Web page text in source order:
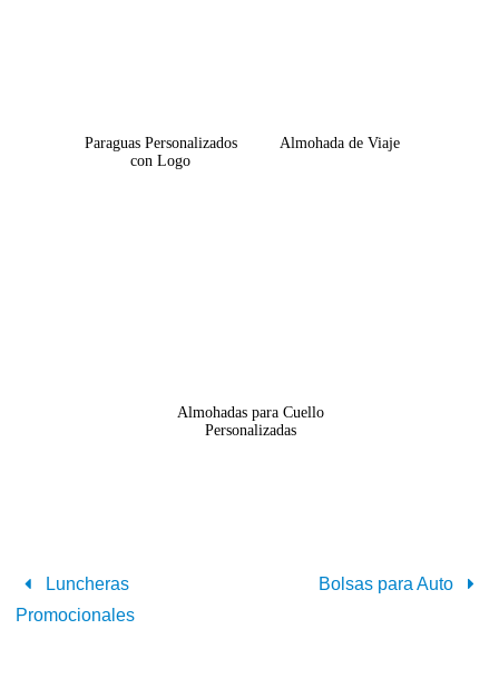
Paraguas Personalizados
con Logo
Almohada de Viaje
Almohadas para Cuello
Personalizadas
Luncheras
Promocionales
Bolsas para Auto